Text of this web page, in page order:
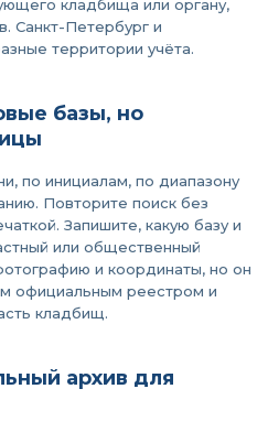
кладбища или органу,
Санкт-Петербург и
территории учёта.
базы, но
по инициалам, по диапазону
Повторите поиск без
Запишите, какую базу и
или общественный
и координаты, но он
официальным реестром и
кладбищ.
архив для